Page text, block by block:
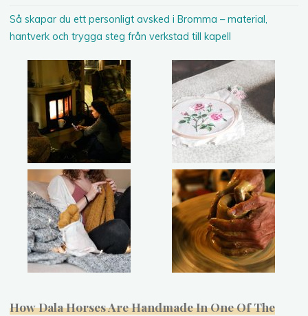
Så skapar du ett personligt avsked i Bromma – material,
hantverk och trygga steg från verkstad till kapell
How Dala Horses Are Handmade In One Of The